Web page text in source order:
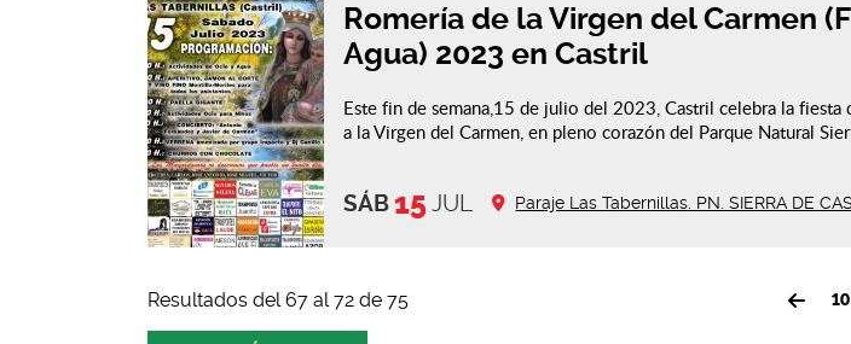
Romería de la Virgen del Carmen
Agua) 2023 en Castril
Este fin de semana,15 de julio del 2023, Castril celebra la fiesta
a la Virgen del Carmen, en pleno corazón del Parque Natural
SÁB 15JUL Paraje Las Tabernillas. PN. SIERRA DE
Resultados del 67 al 72 de 75 10